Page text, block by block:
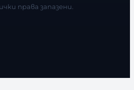
права запазени.